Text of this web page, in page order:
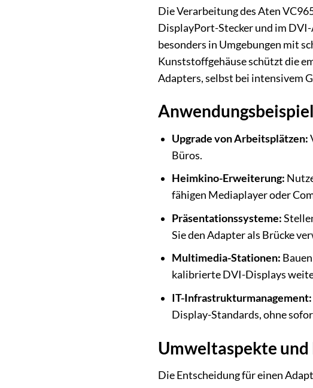
Die Verarbeitung des Aten
DisplayPort-Stecker und im
besonders in Umgebungen mit
Kunststoffgehäuse schützt die
Adapters, selbst bei intensivem
Upgrade von Arbeitsplätzen:
Büros.
Heimkino-Erweiterung:
fähigen Mediaplayer oder
Präsentationssysteme:
Sie den Adapter als Brücke
Multimedia-Stationen:
kalibrierte DVI-Displays
IT-Infrastrukturmanagement:
Display-Standards, ohne
Umweltaspekte
Die Entscheidung für einen